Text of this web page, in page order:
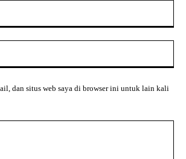
dan situs web saya di browser ini untuk lain kali